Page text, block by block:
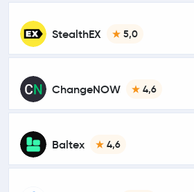
StealthEX 5,0
ChangeNOW 4,6
Baltex 4,6